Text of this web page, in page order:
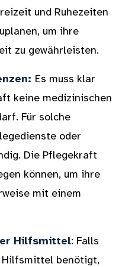
und Ruhezeiten
um ihre
zu gewährleisten.
Es muss klar
keine medizinischen
Für solche
oder
Die Pflegekraft
können, um ihre
mit einem
Hilfsmittel: Falls
benötigt,